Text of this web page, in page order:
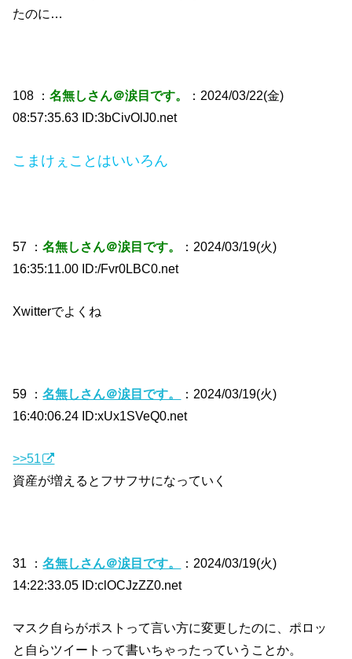
たのに…
108 ：名無しさん＠涙目です。
：2024/03/22(金)
08:57:35.63 ID:3bCivOlJ0.net
こまけぇことはいいろん
57 ：名無しさん＠涙目です。
：2024/03/19(火)
16:35:11.00 ID:/Fvr0LBC0.net
Xwitterでよくね
59 ：名無しさん＠涙目です。
：2024/03/19(火)
16:40:06.24 ID:xUx1SVeQ0.net
>>51
資産が増えるとフサフサになっていく
31 ：名無しさん＠涙目です。
：2024/03/19(火)
14:22:33.05 ID:clOCJzZZ0.net
マスク自らがポストって言い方に変更したのに、ポロッ
と自らツイートって書いちゃったっていうことか。